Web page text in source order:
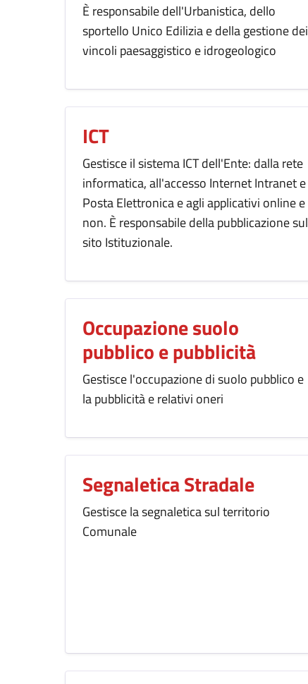
È responsabile dell'Urbanistica, dello
sportello Unico Edilizia e della gestione dei
vincoli paesaggistico e idrogeologico
ICT
Gestisce il sistema ICT dell'Ente: dalla rete
informatica, all'accesso Internet Intranet e
Posta Elettronica e agli applicativi online e
non. È responsabile della pubblicazione sul
sito Istituzionale.
Occupazione suolo
pubblico e pubblicità
Gestisce l'occupazione di suolo pubblico e
la pubblicità e relativi oneri
Segnaletica Stradale
Gestisce la segnaletica sul territorio
Comunale